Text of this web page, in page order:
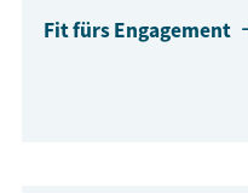
Fit fürs Engagement